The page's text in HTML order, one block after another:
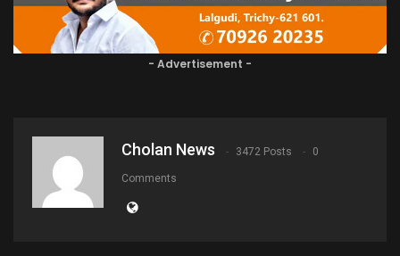
- Advertisement -
Cholan News 3472 Posts 0
Comments